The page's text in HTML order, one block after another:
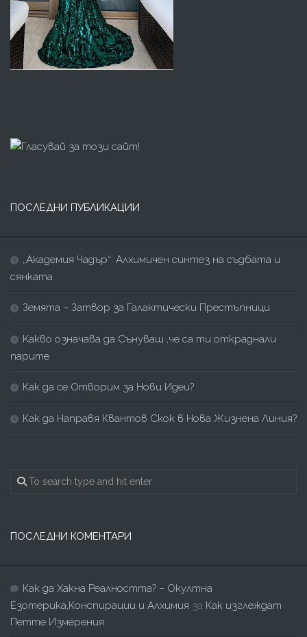
ПОСЛЕДНИ ПУБЛИКАЦИИ
„Академия Чадър“: Алхимичен синтез на съдбата и
сянката
Земята – Затвор за Галактически Престъпници
Kакво означава да Сънуваш ,че са ти откраднали
парите
Как да се Отворим за Нови Идеи?
Как да Направя Квантов Скок в Нова Жизнена Линия?
ПОСЛЕДНИ КОМЕНТАРИ
Как да Хакна Реалността? – Окултна
Езотерика,Конспирации и Алхимия за Как изглеждат
Петте Измерения